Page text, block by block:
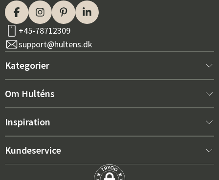
+45-78712309
support@hultens.dk
Kategorier
Nyt hos os
Indretning
Om Hulténs
Om Hulténs
Salgsafdeling
Inspiration
Bestsellere
Kundeservice